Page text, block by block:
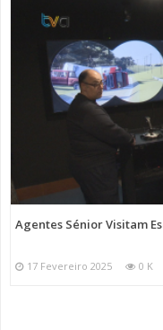
Agentes Sénior Visitam
17 Fevereiro 2025 0 K